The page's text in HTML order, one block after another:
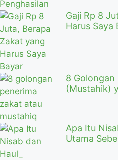
Gaji Rp 8
Harus Saya
8 Golongan
(Mustahik)
Apa Itu
Utama